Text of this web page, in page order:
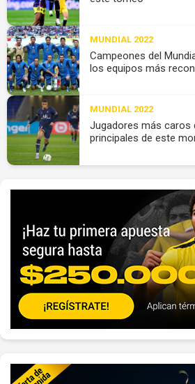
MUNDIAL 2022
Campeones del
los equipos más
MUNDIAL 2022
Jugadores más caros
principales de este